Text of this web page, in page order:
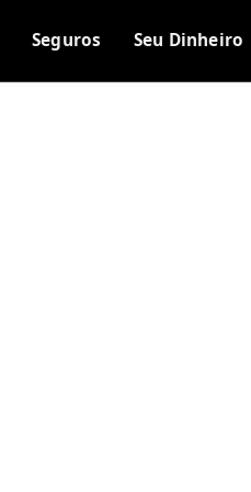
Seguros Seu Dinheiro